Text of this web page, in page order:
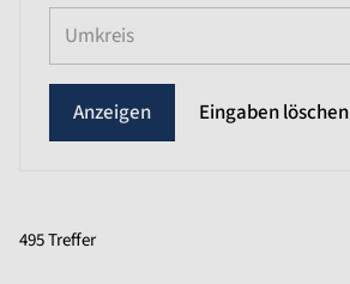
Umkreis
Eingaben löschen
495 Treffer